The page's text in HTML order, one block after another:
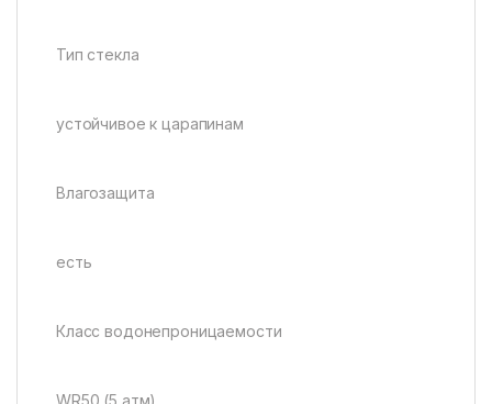
Тип стекла
устойчивое к царапинам
Влагозащита
есть
Класс водонепроницаемости
WR50 (5 атм)